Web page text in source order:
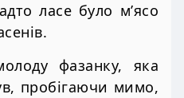
ласе було м’ясо
фазанку, яка
пробігаючи мимо,